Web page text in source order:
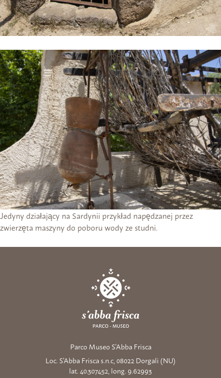
Jedyny działający na Sardynii przykład napędzanej przez
zwierzęta maszyny do poboru wody ze studni.
Parco Museo S'Abba Frisca
Loc. S'Abba Frisca s.n.c, 08022 Dorgali (NU)
lat. 40.307452, long. 9.62993